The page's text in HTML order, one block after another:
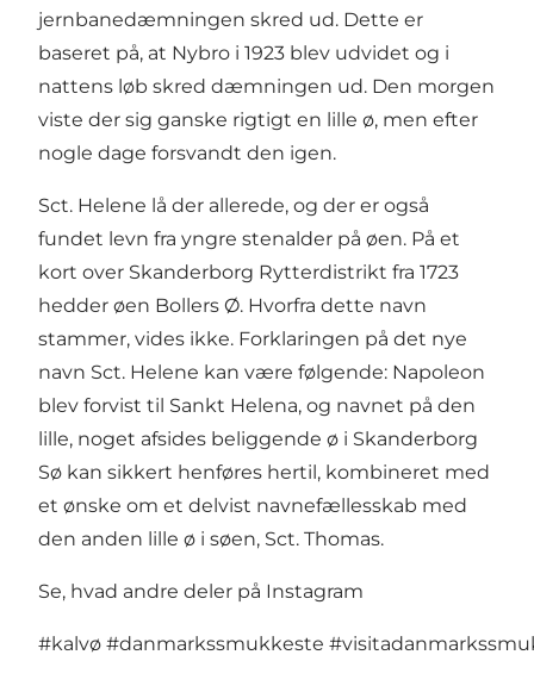
jernbanedæmningen skred ud. Dette er
baseret på, at Nybro i 1923 blev udvidet og i
nattens løb skred dæmningen ud. Den morgen
viste der sig ganske rigtigt en lille ø, men efter
nogle dage forsvandt den igen.
Sct. Helene lå der allerede, og der er også
fundet levn fra yngre stenalder på øen. På et
kort over Skanderborg Rytterdistrikt fra 1723
hedder øen Bollers Ø. Hvorfra dette navn
stammer, vides ikke. Forklaringen på det nye
navn Sct. Helene kan være følgende: Napoleon
blev forvist til Sankt Helena, og navnet på den
lille, noget afsides beliggende ø i Skanderborg
Sø kan sikkert henføres hertil, kombineret med
et ønske om et delvist navnefællesskab med
den anden lille ø i søen, Sct. Thomas.
Se, hvad andre deler på Instagram
#kalvø #danmarkssmukkeste